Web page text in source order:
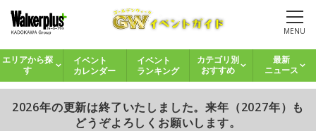
MENU
エリアから探
す
イベント
カレンダー
イベント
ランキング
カテゴリ別
おすすめ
最新
ニュース
2026年の更新は終了いたしました。来年（2027年）も
どうぞよろしくお願いします。